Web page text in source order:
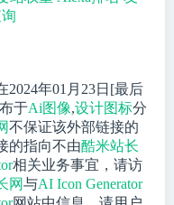
2024年01月23日[最后
于Ai图像,设计图标分
不保证该外部链接的
的指向不由酷米站长
相关业务事宜，请访
网与AI Icon Generator